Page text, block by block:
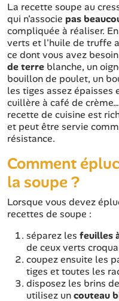
La recette soupe au
qui n'associe pas
compliquée à réaliser.
verts et l'huile de truffe
ce dont vous avez
de terre blanche, un
bouillon de poulet, un
les tiges assez épaisses
cuillère à café de
recette de cuisine est
et peut être servie
résistance.
Comment
la soupe ?
Lorsque vous devez
recettes de soupe :
séparez les feuilles
de ceux verts
coupez ensuite les
tiges et toutes les
disposez les brins
utilisez uncouteau